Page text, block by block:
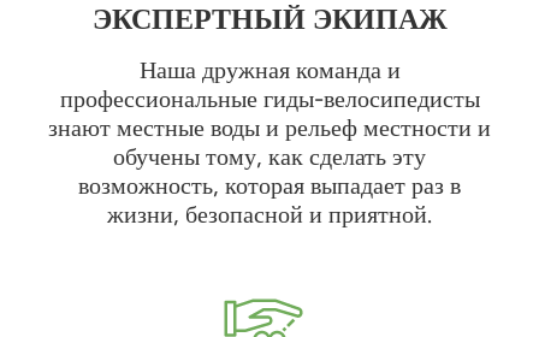
ЭКСПЕРТНЫЙ ЭКИПАЖ
Наша дружная команда и
профессиональные гиды-велосипедисты
знают местные воды и рельеф местности и
обучены тому, как сделать эту
возможность, которая выпадает раз в
жизни, безопасной и приятной.